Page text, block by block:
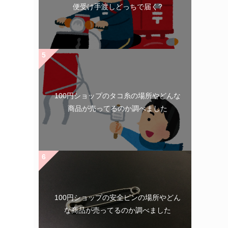
便受け手渡しどっちで届く?
100円ショップのタコ糸の場所やどんな
商品が売ってるのか調べました
100円ショップの安全ピンの場所やどん
な商品が売ってるのか調べました